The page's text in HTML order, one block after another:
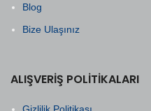
Blog
Bize Ulaşınız
ALIŞVERIŞ POLITIKALARI
Gizlilik Politikası